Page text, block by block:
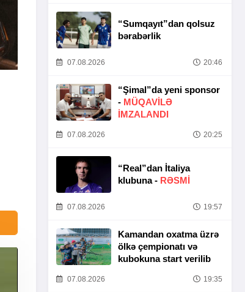
“Sumqayıt”dan qolsuz
bərabərlik
07.08.2026 20:46
“Şimal”da yeni sponsor
- MÜQAVİLƏ
İMZALANDI
07.08.2026 20:25
“Real”dan İtaliya
klubuna - RƏSMİ
07.08.2026 19:57
Kamandan oxatma üzrə
ölkə çempionatı və
kubokuna start verilib
07.08.2026 19:35